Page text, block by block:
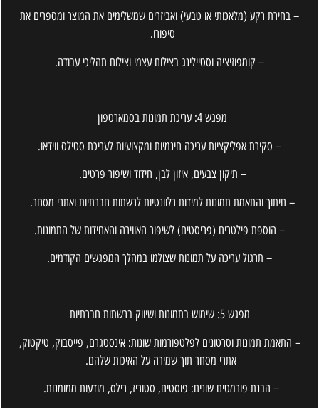
– בחירת רקע (מלאכותי או טבעי) ואביזרים שמשלימים את המוצר ומספרים את
סיפורו.
– קומפוזיציה וסטיילינג בצילום עצמי וצילום תהליכי עבודה.
מפגש 4: עריכת תמונות בסמארטפון
– סקירת אפליקציות עריכה חינמיות ומקצועיות לעריכת סטילס ווידאו.
– תיקון צבעים, איזון לבן, חידוד ושיפור פרטים.
– חיתוך והתאמת תמונות למידות רלוונטיות לרשתות חברתיות ואתרי מסחר.
– הוספת פילטרים (פריסטים) לשיפור האווירה והאחידות של התמונות.
– תרגול עריכה על תמונות שצולמו במהלך המפגשים הקודמים.
מפגש 5: שימוש בתמונות ושיווק ברשתות חברתיות
– התאמת תמונות וסרטונים לפלטפורמות שונות: אינסטגרם, פייסבוק, טיקטוק,
אתרי מסחר תוך שמירה על האיכות שלהם.
– הבנת פורמטים שונים: פוסטים, סטוריז, רילס, מודעות ממומנות.